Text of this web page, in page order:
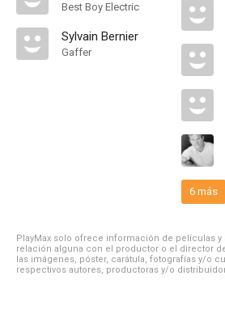
Best Boy Electric
Sylvain Bernier
Gaffer
6 más
PlayMax solo ofrece información de películas y
relación alguna con el productor o el director
las imágenes, póster, carátula, fotografías y/o
respectivos autores, productoras y/o